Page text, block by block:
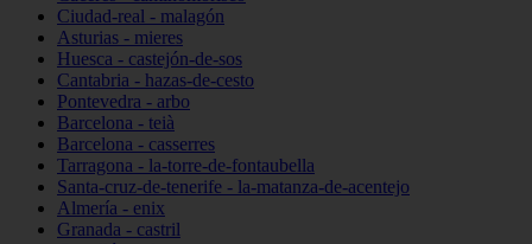
Ciudad-real - malagón
Asturias - mieres
Huesca - castejón-de-sos
Cantabria - hazas-de-cesto
Pontevedra - arbo
Barcelona - teià
Barcelona - casserres
Tarragona - la-torre-de-fontaubella
Santa-cruz-de-tenerife - la-matanza-de-acentejo
Almería - enix
Granada - castril